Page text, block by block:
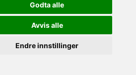
Godta alle
Avvis alle
Endre innstillinger